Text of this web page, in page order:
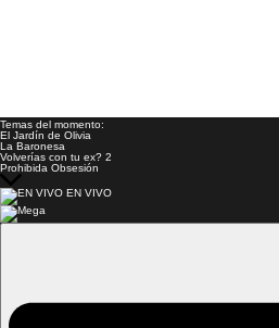
Temas del momento:
El Jardín de Olivia
La Baronesa
Volverías con tu ex? 2
Prohibida Obsesión
EN VIVO